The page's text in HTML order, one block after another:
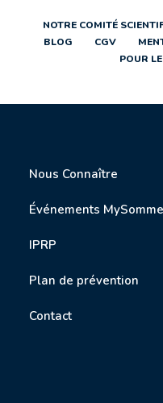
NOTRE COMITÉ
BLOG
CGV
POUR
Nous Connaître
Événements
IPRP
Plan de prévention
Contact